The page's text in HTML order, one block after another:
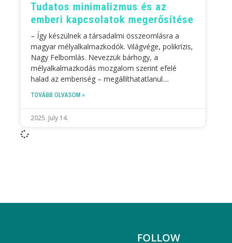
Tudatos minimalizmus és az
emberi kapcsolatok megerősítése
– Így készülnek a társadalmi összeomlásra a
magyar mélyalkalmazkodók. Világvége, polikrízis,
Nagy Felbomlás. Nevezzük bárhogy, a
mélyalkalmazkodás mozgalom szerint efelé
halad az emberiség – megállíthatatlanul.
TOVÁBB OLVASOM »
2025. July 14.
FOLLOW